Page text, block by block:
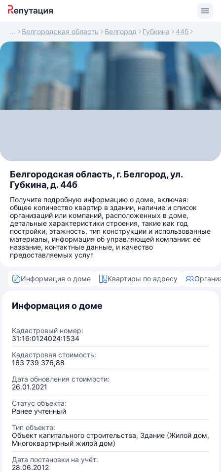
Белгородская область Белгород Губкина 44б
Белгородская область, г. Белгород, ул.
Губкина, д. 44б
Получите подробную информацию о доме, включая:
общее количество квартир в здании, наличие и список
организаций или компаний, расположенных в доме,
детальные характеристики строения, такие как год
постройки, этажность, тип конструкции и использованные
материалы, информация об управляющей компании: её
название, контактные данные, и качество
предоставляемых услуг
Информация о доме Квартиры по адресу
Информация о доме
Кадастровый номер:
31:16:0124024:1534
Кадастровая стоимость:
163 739 376,88
Дата обновления стоимости:
26.01.2021
Статус объекта:
Ранее учтенный
Тип объекта:
Объект капитального строительства, Здание (Жилой дом,
Многоквартирный жилой дом)
Дата постановки на учёт:
28.06.2012